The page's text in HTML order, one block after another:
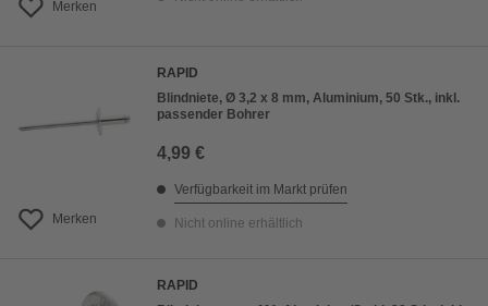
Merken
Merken
RAPID
Blindniete, Ø 3,2 x 8 mm, Aluminium, 50 Stk., inkl.
passender Bohrer
4,99 €
Verfügbarkeit im Markt prüfen
Nicht online erhältlich
RAPID